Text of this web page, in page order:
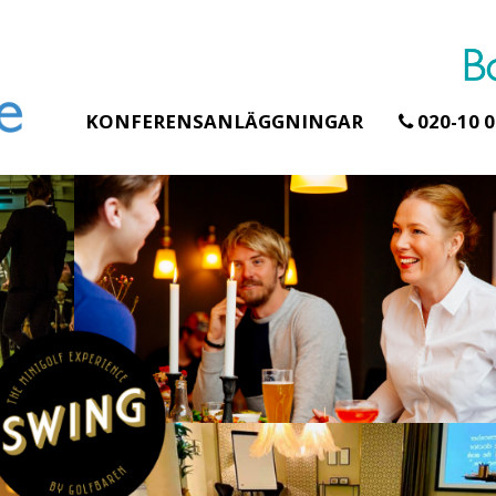
KONFERENSANLÄGGNINGAR 020-10
Erbjudande från Åhus Seaside
SPA & Konferens
Åhus Seaside Take
Over erbjudande
Ta över ett helt hotell. På
stranden i Åhus. För grupper
erbjuder vi en full abonnering
av Åhus Seaside SPA &
Konferens. Under er vistelse är
hela hotellet ert ...
Erbjudande
Hela
teamet –
skogen ingår
Samla teamet
konferensdagar
övernattning i
skogsmiljö,
minuter från
bokar vårt